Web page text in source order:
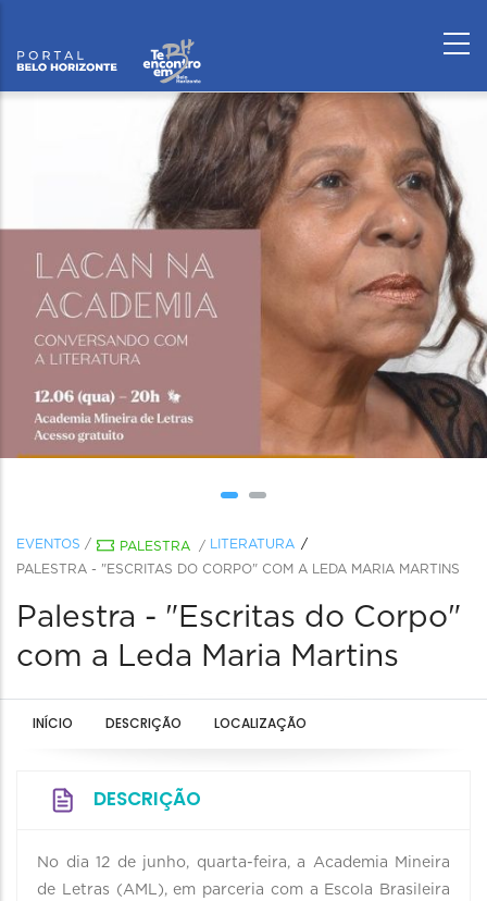
EVENTOS / PALESTRA /
LITERATURA
PALESTRA - "ESCRITAS DO CORPO" COM A LEDA MARIA MARTINS
Palestra - "Escritas do Corpo"
com a Leda Maria Martins
INÍCIO DESCRIÇÃO LOCALIZAÇÃO
DESCRIÇÃO
No dia 12 de junho, quarta-feira, a Academia Mineira
de Letras (AML), em parceria com a Escola Brasileira